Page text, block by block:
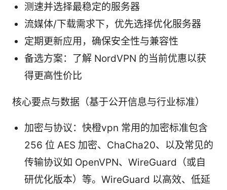
测速并选择最稳定的服务器
流媒体/下载需求下，优先选择优化服务器
定期更新应用，确保安全性与兼容性
备选方案：了解 NordVPN 的当前优惠以获
得更高性价比
核心要点与数据（基于公开信息与行业标准）
加密与协议：快橙vpn 常用的加密标准包含
256 位 AES 加密、ChaCha20、以及常见的
传输协议如 OpenVPN、WireGuard（或自
研优化版本）等。WireGuard 以高效、低延